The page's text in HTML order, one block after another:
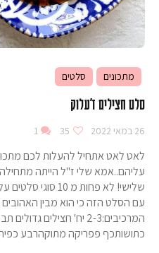
מתכונים סלטים
סלט חצילים ז'עלוק
26 במאי 2022 35
1
לאט לאט אתחיל להעלות לכם
עליהם..אמא שלי ז"ל הייתה
שלישי! לא פחות מ
עם הסלט הזה כי הוא מבין
כתושותכף פפריקה מתוקהרבע